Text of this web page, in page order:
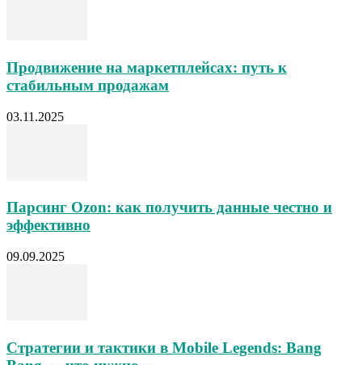
Продвижение на маркетплейсах: путь к
стабильным продажам
03.11.2025
Парсинг Ozon: как получить данные честно и
эффективно
09.09.2025
Стратегии и тактики в Mobile Legends: Bang